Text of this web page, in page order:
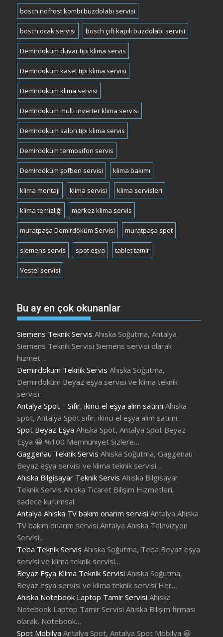
bosch nofrost kombi buzdolabı servisi
bosch ocak servisi bosch çift kapılı buzdolabı servisi
Demirdöküm duvar tipi klima servis
Demirdöküm kaset tipi klima servisi
Demirdöküm klima servisi
Demirdöküm multi ınverter klima servisi
Demirdöküm salon tipi klima servis
Demirdöküm termosifon servis
Demirdöküm şofben servisi klima bakımı
klima montajı klima servisi klima servisleri
klima temizliği merkez klima servis
muratpaşa Demirdöküm Servisi muratpaşa spot
siemens servis spot eşya tablet tamir
Vestel servisi
Bu ay en çok okunanlar
Siemens Teknik Servis Ahıska Soğutma, Antalya
Siemens Teknik Servisi Siemens servisi olarak
hizmet…
Demirdöküm Teknik Servis Ahıska Soğutma,
Demirdöküm Beyaz eşya servisi ve klima teknik
servisi…
Antalya Spot – Sıfır, ikinci el eşya alım satımı Ahıska
spot, Antalya Spot sıfır, ikinci el eşya alım satımı…
Spot Beyaz Eşya Ahıska Spot, Antalya Spot Beyaz
Eşya 😀 %100 Memnuniyet Sizlere…
Gaggenau Teknik Servis Ahıska Soğutma, Gaggenau
Beyaz eşya servisi ve klima teknik servisi…
Ahıska Bilgisayar Teknik Servis Ahıska Bilgisayar
Teknik Servis Ahıska Ticaret Bilişim Hizmetleri,
sadece kurumsal…
Antalya Ahıska TV bakım onarım servisi Antalya Ahıska
TV bakım onarım servisi Antalya Ahıska Televizyon
Servisi,…
Teba Teknik Servis Ahıska Soğutma, Teba Beyaz eşya
servisi ve klima teknik servisi…
Beyaz Eşya Klima Teknik Servisi Ahıska Soğutma,
Beyaz eşya servisi ve klima teknik servisi Her…
Ahıska Notebook Laptop Tamir Servisi Ahıska
Notebook Laptop Tamir Servisi Ahıska Bilişim firması
olarak, Notebook…
Spot Mobilya Antalya Spot, Antalya Spot Mobilya 😀